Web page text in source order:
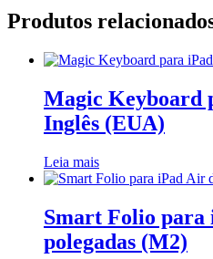
Produtos
Magic Keyboard
Inglês (EUA)
Leia mais
Smart Folio para
polegadas (M2)